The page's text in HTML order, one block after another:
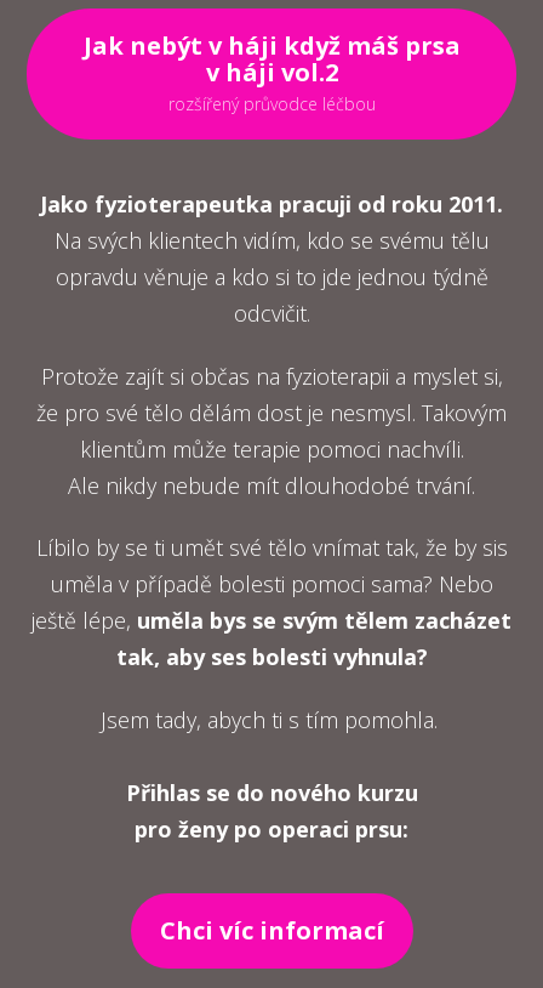
Jak nebýt v háji když máš prsa
v háji vol.2
rozšířený průvodce léčbou
Jako fyzioterapeutka pracuji od roku 2011.
Na svých klientech vidím, kdo se svému tělu
opravdu věnuje a kdo si to jde jednou týdně
odcvičit.
Protože zajít si občas na fyzioterapii a myslet si,
že pro své tělo dělám dost je nesmysl. Takovým
klientům může terapie pomoci nachvíli.
Ale nikdy nebude mít dlouhodobé trvání.
Líbilo by se ti umět své tělo vnímat tak, že by sis
uměla v případě bolesti pomoci sama? Nebo
ještě lépe, uměla bys se svým tělem zacházet
tak, aby ses bolesti vyhnula?
Jsem tady, abych ti s tím pomohla.
Přihlas se do nového kurzu
pro ženy po operaci prsu:
Chci víc informací